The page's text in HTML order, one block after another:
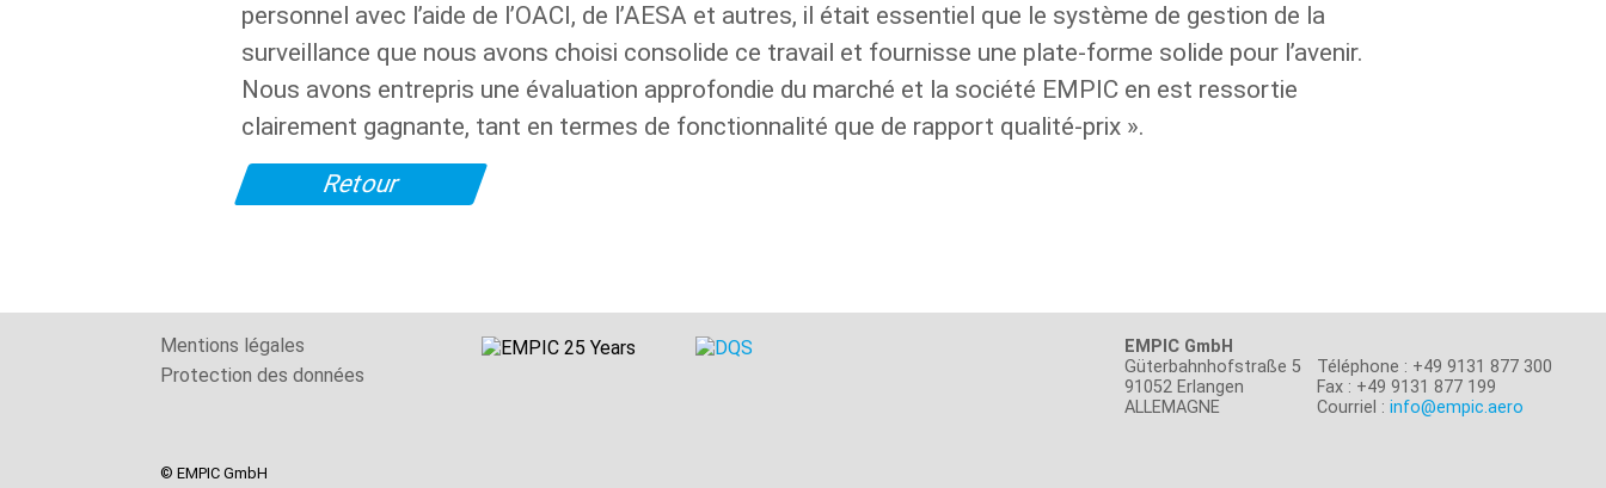
personnel avec l’aide de l’OACI, de l’AESA et autres, il était essentiel que le système de gestion de la
surveillance que nous avons choisi consolide ce travail et fournisse une plate-forme solide pour l’avenir.
Nous avons entrepris une évaluation approfondie du marché et la société EMPIC en est ressortie
clairement gagnante, tant en termes de fonctionnalité que de rapport qualité-prix ».
Retour
Mentions légales
Protection des données
EMPIC GmbH
Güterbahnhofstraße 5
91052 Erlangen
ALLEMAGNE
Téléphone : +49 9131 877 300
Fax : +49 9131 877 199
Courriel :info@empic.aero
© EMPIC GmbH